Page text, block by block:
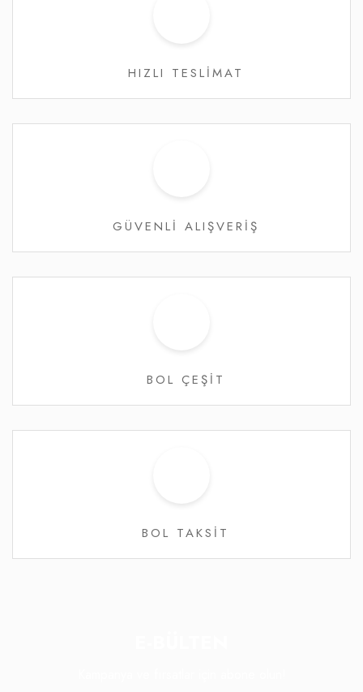
HIZLI TESLİMAT
GÜVENLİ ALIŞVERİŞ
BOL ÇEŞİT
BOL TAKSİT